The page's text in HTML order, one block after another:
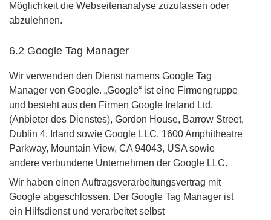
Möglichkeit die Webseitenanalyse zuzulassen oder
abzulehnen.
6.2 Google Tag Manager
Wir verwenden den Dienst namens Google Tag
Manager von Google. „Google“ ist eine Firmengruppe
und besteht aus den Firmen Google Ireland Ltd.
(Anbieter des Dienstes), Gordon House, Barrow Street,
Dublin 4, Irland sowie Google LLC, 1600 Amphitheatre
Parkway, Mountain View, CA 94043, USA sowie
andere verbundene Unternehmen der Google LLC.
Wir haben einen Auftragsverarbeitungsvertrag mit
Google abgeschlossen. Der Google Tag Manager ist
ein Hilfsdienst und verarbeitet selbst